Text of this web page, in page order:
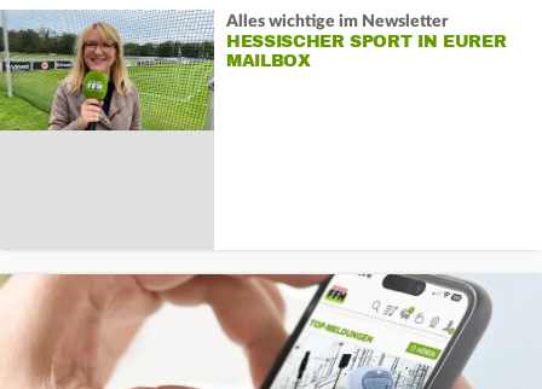
Alles wichtige im Newsletter
HESSISCHER SPORT IN EURER
MAILBOX